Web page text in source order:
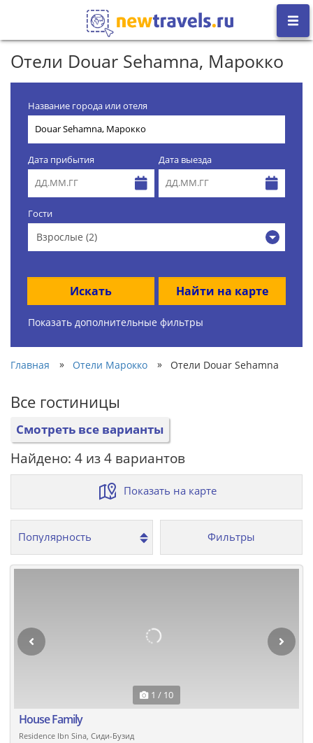
Отели Douar Sehamna, Марокко
Название города или отеля
Дата прибытия Дата выезда
Гости
Взрослые (2)
Искать Найти на карте
Показать дополнительные фильтры
Главная » Отели Марокко » Отели Douar Sehamna
Все гостиницы
Смотреть все варианты
Найдено: 4 из 4 вариантов
Показать на карте
Фильтры
1 / 10
House Family
Residence Ibn Sina, Сиди-Бузид